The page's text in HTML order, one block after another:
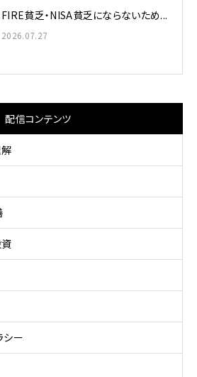
FIRE貧乏・NISA貧乏にならないため...
2026.07.27
配信コンテンツ
シー